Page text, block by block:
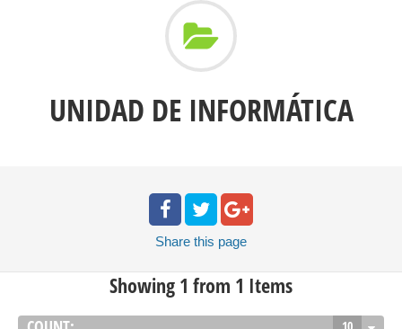
UNIDAD DE INFORMÁTICA
Share this page
Showing 1 from 1 Items